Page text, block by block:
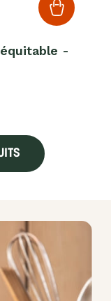
-